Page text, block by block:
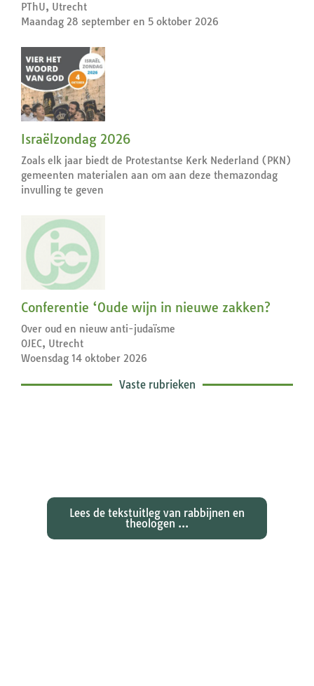
PThU, Utrecht
Maandag 28 september en 5 oktober 2026
Israëlzondag 2026
Zoals elk jaar biedt de Protestantse Kerk Nederland (PKN)
gemeenten materialen aan om aan deze themazondag
invulling te geven
Conferentie ‘Oude wijn in nieuwe zakken?
Over oud en nieuw anti-judaïsme
OJEC, Utrecht
Woensdag 14 oktober 2026
Vaste rubrieken
Lees de tekstuitleg van rabbijnen en
theologen ...